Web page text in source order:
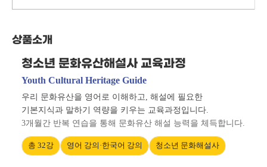
상품소개
청소년 문화유산해설사 교육과정
Youth Cultural Heritage Guide
우리 문화유산을 영어로 이해하고, 해설에 필요한
기본지식과 말하기 역량을 키우는 교육과정입니다.
3개월간 반복 연습을 통해 문화유산 해설 능력을 체득합니다.
총 32강 영어 강의·한국어 강의 청소년 문화해설사